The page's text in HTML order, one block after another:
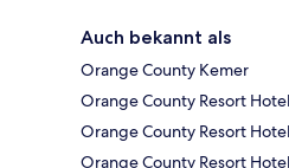
Auch bekannt als
Orange County Kemer
Orange County Resort
Orange County Resort
Orange County Resort